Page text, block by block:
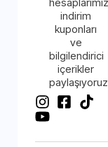
indirim
kuponları
ve
bilgilendirici
içerikler